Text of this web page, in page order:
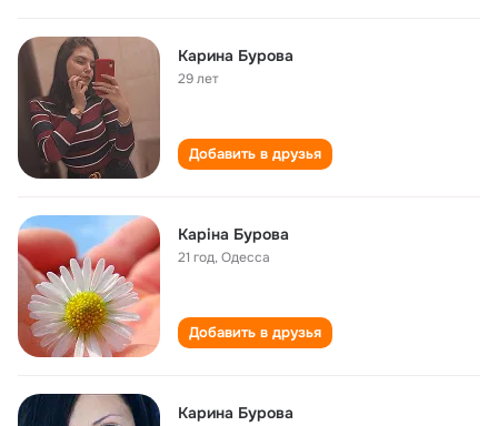
Карина Бурова
29 лет
Добавить в друзья
Каріна Бурова
21 год,Одесса
Добавить в друзья
Карина Бурова